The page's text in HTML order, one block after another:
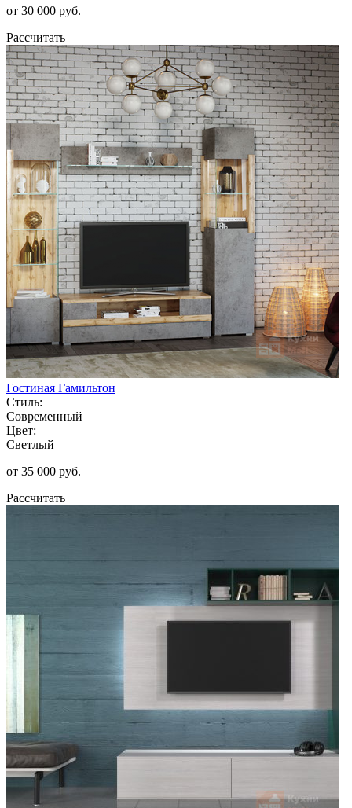
от 30 000 руб.
Рассчитать
Гостиная Гамильтон
Стиль:
Современный
Цвет:
Светлый
от 35 000 руб.
Рассчитать